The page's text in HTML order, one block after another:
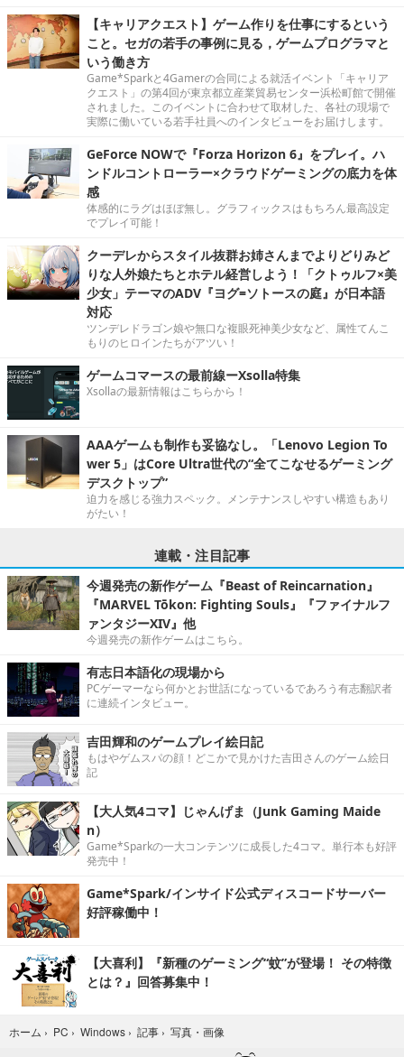
【キャリアクエスト】ゲーム作りを仕事にするという
こと。セガの若手の事例に見る，ゲームプログラマと
いう働き方
Game*Sparkと4Gamerの合同による就活イベント「キャリア
クエスト」の第4回が東京都立産業貿易センター浜松町館で開催
されました。このイベントに合わせて取材した、各社の現場で
実際に働いている若手社員へのインタビューをお届けします。
GeForce NOWで『Forza Horizon 6』をプレイ。ハ
ンドルコントローラー×クラウドゲーミングの底力を体
感
体感的にラグはほぼ無し。グラフィックスはもちろん最高設定
でプレイ可能！
クーデレからスタイル抜群お姉さんまでよりどりみど
りな人外娘たちとホテル経営しよう！「クトゥルフ×美
少女」テーマのADV『ヨグ=ソトースの庭』が日本語
対応
ツンデレドラゴン娘や無口な複眼死神美少女など、属性てんこ
もりのヒロインたちがアツい！
ゲームコマースの最前線ーXsolla特集
Xsollaの最新情報はこちらから！
AAAゲームも制作も妥協なし。「Lenovo Legion To
wer 5」はCore Ultra世代の“全てこなせるゲーミング
デスクトップ”
迫力を感じる強力スペック。メンテナンスしやすい構造もあり
がたい！
連載・注目記事
今週発売の新作ゲーム『Beast of Reincarnation』
『MARVEL Tōkon: Fighting Souls』『ファイナルフ
ァンタジーXIV』他
今週発売の新作ゲームはこちら。
有志日本語化の現場から
PCゲーマーなら何かとお世話になっているであろう有志翻訳者
に連続インタビュー。
吉田輝和のゲームプレイ絵日記
もはやゲムスパの顔！どこかで見かけた吉田さんのゲーム絵日
記
【大人気4コマ】じゃんげま（Junk Gaming Maide
n）
Game*Sparkの一大コンテンツに成長した4コマ。単行本も好評
発売中！
Game*Spark/インサイド公式ディスコードサーバー
好評稼働中！
【大喜利】『新種のゲーミング“蚊”が登場！ その特徴
とは？』回答募集中！
ホーム › PC › Windows › 記事 › 写真・画像